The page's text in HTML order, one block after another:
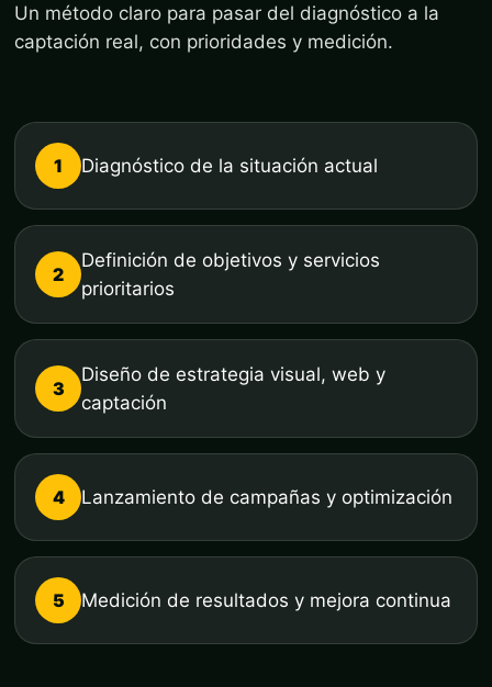
Un método claro para pasar del diagnóstico a la
captación real, con prioridades y medición.
1 Diagnóstico de la situación actual
2
Definición de objetivos y servicios
prioritarios
3
Diseño de estrategia visual, web y
captación
4 Lanzamiento de campañas y optimización
5 Medición de resultados y mejora continua